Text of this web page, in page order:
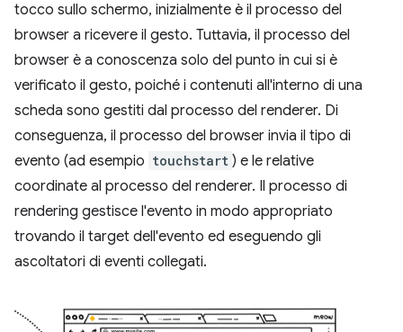
tocco sullo schermo, inizialmente è il processo del
browser a ricevere il gesto. Tuttavia, il processo del
browser è a conoscenza solo del punto in cui si è
verificato il gesto, poiché i contenuti all'interno di una
scheda sono gestiti dal processo del renderer. Di
conseguenza, il processo del browser invia il tipo di
evento (ad esempio touchstart ) e le relative
coordinate al processo del renderer. Il processo di
rendering gestisce l'evento in modo appropriato
trovando il target dell'evento ed eseguendo gli
ascoltatori di eventi collegati.